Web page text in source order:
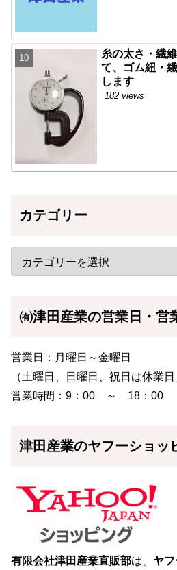
糸の太さ・繊
て、ゴム紐・
します
182 views
カテゴリー
㈲津田産業の営業日・営
営業日：月曜日～金曜日
（土曜日、日曜日、祝日は休業日
営業時間：9：00 ～ 18：00
津田産業のヤフーショッ
有限会社津田産業直販部は、 ヤ